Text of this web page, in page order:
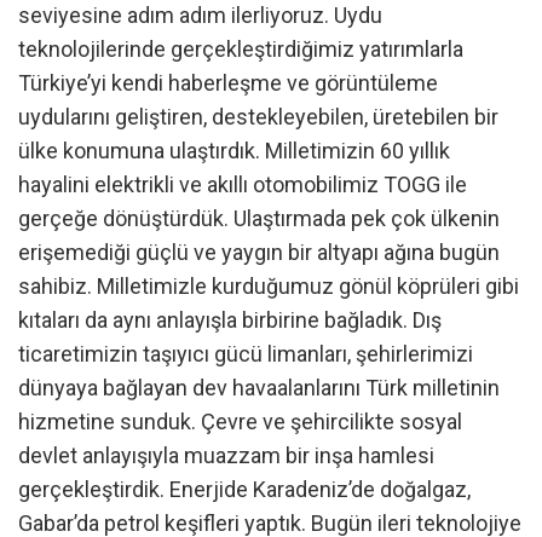
seviyesine adım adım ilerliyoruz. Uydu
teknolojilerinde gerçekleştirdiğimiz yatırımlarla
Türkiye’yi kendi haberleşme ve görüntüleme
uydularını geliştiren, destekleyebilen, üretebilen bir
ülke konumuna ulaştırdık. Milletimizin 60 yıllık
hayalini elektrikli ve akıllı otomobilimiz TOGG ile
gerçeğe dönüştürdük. Ulaştırmada pek çok ülkenin
erişemediği güçlü ve yaygın bir altyapı ağına bugün
sahibiz. Milletimizle kurduğumuz gönül köprüleri gibi
kıtaları da aynı anlayışla birbirine bağladık. Dış
ticaretimizin taşıyıcı gücü limanları, şehirlerimizi
dünyaya bağlayan dev havaalanlarını Türk milletinin
hizmetine sunduk. Çevre ve şehircilikte sosyal
devlet anlayışıyla muazzam bir inşa hamlesi
gerçekleştirdik. Enerjide Karadeniz’de doğalgaz,
Gabar’da petrol keşifleri yaptık. Bugün ileri teknolojiye